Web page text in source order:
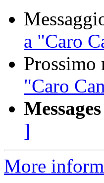
a "Caro
Prossimo
"Caro
]
More